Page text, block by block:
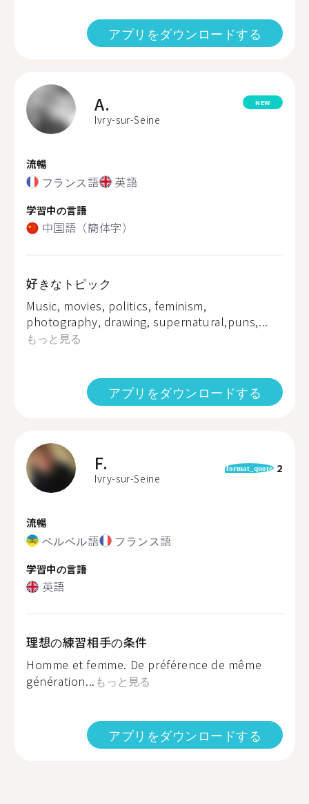
アプリをダウンロードする
A.
Ivry-sur-Seine
NEW
流暢
フランス語 英語
学習中の言語
中国語（簡体字）
好きなトピック
Music, movies, politics, feminism,
photography, drawing, supernatural,puns,...
もっと見る
アプリをダウンロードする
F.
Ivry-sur-Seine
format_quote 2
流暢
ベルベル語 フランス語
学習中の言語
英語
理想の練習相手の条件
Homme et femme. De préférence de même
génération... もっと見る
アプリをダウンロードする